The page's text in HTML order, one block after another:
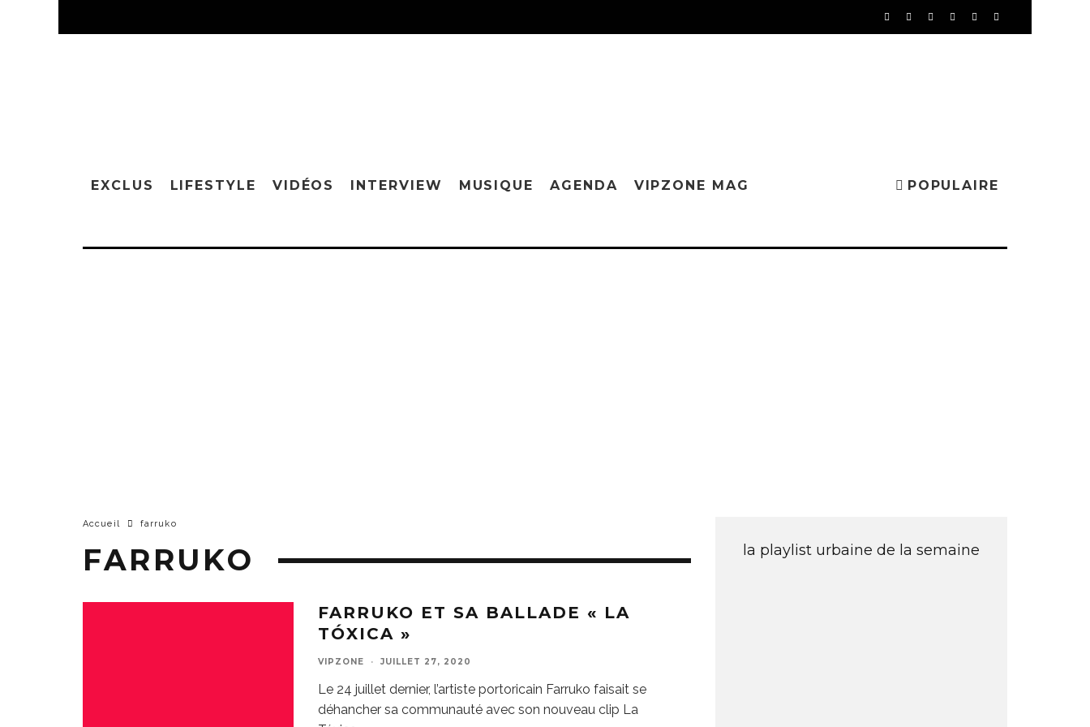
EXCLUS LIFESTYLE VIDÉOS INTERVIEW MUSIQUE AGENDA VIPZONE MAG POPULAIRE
Accueil farruko
FARRUKO
FARRUKO ET SA BALLADE « LA
TÓXICA »
VIPZONE · JUILLET 27, 2020
Le 24 juillet dernier, l’artiste portoricain Farruko faisait se
déhancher sa communauté avec son nouveau clip La
la playlist urbaine de la semaine